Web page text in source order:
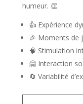
humeur. 👏
👍 Expérience
🎉 Moments de
🧠 Stimulation
🤗 Interaction
🔄 Variabilité